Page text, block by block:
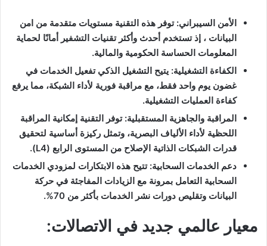
الأمن السيبراني: توفر هذه التقنية مستويات متقدمة من امن
البيانات ، إذ تستخدم أحدث وأكثر تقنيات التشفير أمانًا لحماية
المعلومات الحساسة الحكومية والمالية.
الكفاءة التشغيلية: يتيح التشغيل الذكي تفعيل الخدمات في
غضون يوم واحد فقط، مع مراقبة فورية لأداء الشبكة، مما يرفع
كفاءة العمليات التشغيلية.
المراقبة والجاهزية المستقبلية: توفر التقنية إمكانية المراقبة
اللحظية لأداء الألياف البصرية، وتمثل ركيزة أساسية لتحقيق
قدرات الشبكات الذاتية الإصلاح من المستوى الرابع (L4).
دعم الخدمات السحابية: تتيح هذه الابتكارات لمزودي الخدمات
السحابية التعامل بمرونة مع الزيادات المفاجئة في حركة
البيانات وتقليص دورات نشر الخدمات بأكثر من 70%.
معيار عالمي جديد في الاتصالات: